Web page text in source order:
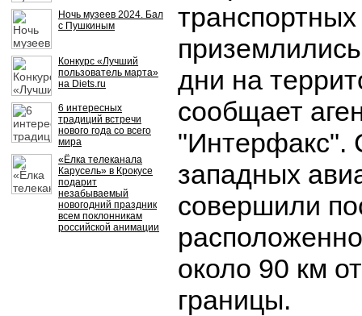
Ночь музеев 2024. Бал
с Пушкиным
Конкурс «Лучший
пользователь марта»
на Diets.ru
6 интересных
традиций встречи
нового года со всего
мира
«Ёлка телеканала
Карусель» в Крокусе
подарит
незабываемый
новогодний праздник
всем поклонникам
российской анимации
дни на
сообщает
"Интерфакс".
западных
совершили
около 90 км
границы.